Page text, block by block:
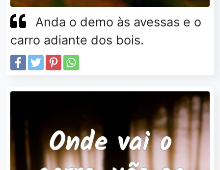
Anda o demo às avessas e o
carro adiante dos bois.